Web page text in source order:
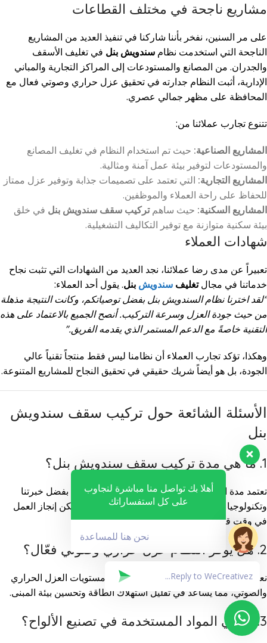
مشاريع ناجحة في مختلف القطاعات
على مر السنين، نفخر بأننا شاركنا في تنفيذ العديد من المشاريع
الناجحة التي استخدمت نظام سندويش بنل في تغليف الأسقف
والجدران. من المصانع والمستودعات إلى المراكز التجارية والمباني
الإدارية، أثبت النظام جدارته في تحقيق عزل حراري وصوتي فعال مع
المحافظة على مظهر جمالي عصري.
تتنوع تجارب عملائنا من:
المشاريع الصناعية: حيث تم استخدام النظام في تغليف المصانع
والمستودعات لتوفير بيئة عمل آمنة ومثالية.
المشاريع التجارية: التي تعتمد على تصميمات جذابة وتوفير عزل ممتاز
للحفاظ على راحة العملاء والموظفين.
المشاريع السكنية: حيث ساهمتركيب سقف سندويش بنل في خلق
بيئة سكنية متوازنة مع توفير التكاليف التشغيلية.
شهادات العملاء
تعبيراً عن مدى رضا عملائنا، نجد العديد من الشهادات التي تثبت نجاح
خدماتنا في مجالتغليف سندويش بنل. يقول أحد العملاء:
“لقد اخترنا نظام السندويش بنل بفضل توصياتكم، وكانت النتيجة مذهلة
من حيث جودة العزل وسرعة التركيب. أنصح الجميع بالاعتماد على هذه
التقنية خاصةً مع الدعم المستمر الذي يقدمه الفريق.”
وهكذا، تؤكد تجارب العملاء أن نظامنا ليس فقط منتجاً تقنياً عالي
الجودة، بل هو أيضاً شريك حقيقي في تحقيق النجاح للمشاريع المتنوعة.
الأسئلة الشائعة حول تركيب سقف سندويش
بنل
1. ما هي مدة تركيب سقف سندويش بنل؟
تعتمد مدة التركيب على حجم وتعقيد المشروع، لكن بفضل خبرتنا
وتكنولوجيا
تركيب سقف سندويش بنلالمتطورة، يمكن إنجاز العمل
في وقت قياسي دون التأثير على جودة التنفيذ.
2. هل يوفر النظام عزل حراري وصوتي فعّال؟
نعم، تم تصميمالسندوتش بنل
ليقدم أعلى مستويات العزل الحراري
والصوتي، مما يساعد في تقليل استهلاك الطاقة وتحسين بيئة المبنى.
3. ما هي المواد المستخدمة في تصنيع الألواح؟
أهلا بك تواصل منا مباشرة لنجاوب
على كل استفساراتك
نحن هنا للمساعدة